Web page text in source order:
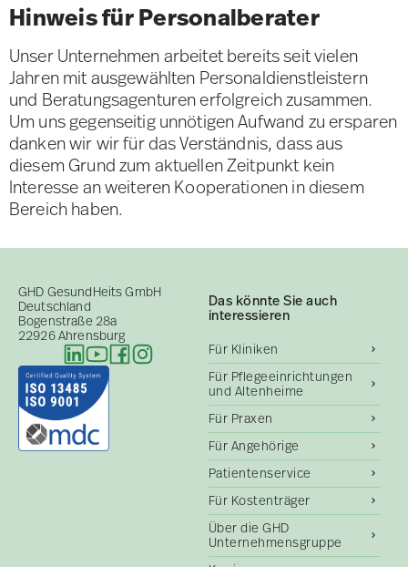
Hinweis für Personalberater
Unser Unternehmen arbeitet bereits seit vielen
Jahren mit ausgewählten Personaldienstleistern
und Beratungsagenturen erfolgreich zusammen.
Um uns gegenseitig unnötigen Aufwand zu ersparen
danken wir wir für das Verständnis, dass aus
diesem Grund zum aktuellen Zeitpunkt kein
Interesse an weiteren Kooperationen in diesem
Bereich haben.
GHD GesundHeits GmbH
Deutschland
Bogenstraße 28a
22926 Ahrensburg
Das könnte Sie auch
interessieren
Für Kliniken
Für Pflegeeinrichtungen
und Altenheime
Für Praxen
Für Angehörige
Patientenservice
Für Kostenträger
Über die GHD
Unternehmensgruppe